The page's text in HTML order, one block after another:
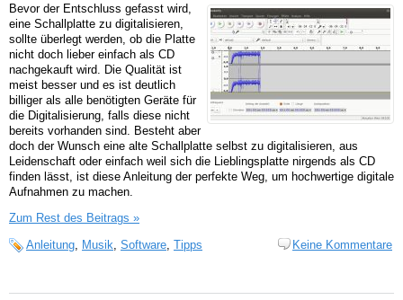
Bevor der Entschluss gefasst wird,
eine Schallplatte zu digitalisieren,
sollte überlegt werden, ob die Platte
nicht doch lieber einfach als CD
nachgekauft wird. Die Qualität ist
meist besser und es ist deutlich
billiger als alle benötigten Geräte für
die Digitalisierung, falls diese nicht
bereits vorhanden sind. Besteht aber
doch der Wunsch eine alte Schallplatte selbst zu digitalisieren, aus
Leidenschaft oder einfach weil sich die Lieblingsplatte nirgends als CD
finden lässt, ist diese Anleitung der perfekte Weg, um hochwertige digitale
Aufnahmen zu machen.
Zum Rest des Beitrags »
Anleitung, Musik, Software, Tipps Keine Kommentare